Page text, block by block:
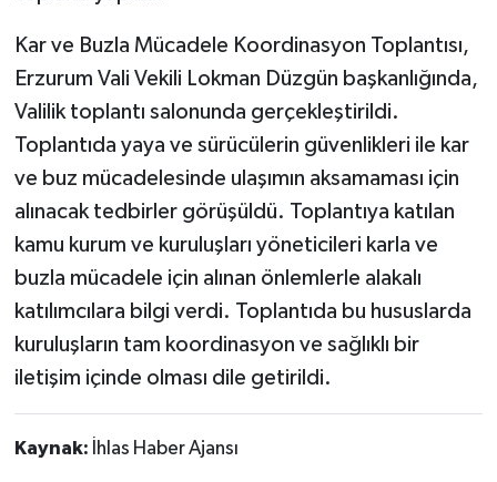
Kar ve Buzla Mücadele Koordinasyon Toplantısı,
Erzurum Vali Vekili Lokman Düzgün başkanlığında,
Valilik toplantı salonunda gerçekleştirildi.
Toplantıda yaya ve sürücülerin güvenlikleri ile kar
ve buz mücadelesinde ulaşımın aksamaması için
alınacak tedbirler görüşüldü. Toplantıya katılan
kamu kurum ve kuruluşları yöneticileri karla ve
buzla mücadele için alınan önlemlerle alakalı
katılımcılara bilgi verdi. Toplantıda bu hususlarda
kuruluşların tam koordinasyon ve sağlıklı bir
iletişim içinde olması dile getirildi.
Kaynak: İhlas Haber Ajansı
Teknoloji
Yaşam